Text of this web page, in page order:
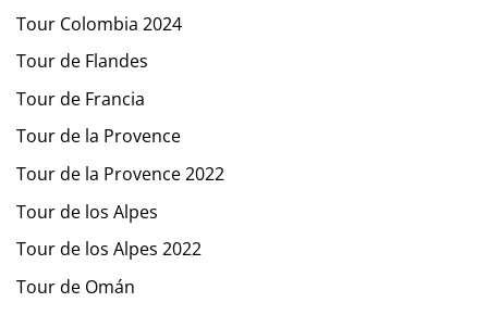
Tour Colombia 2024
Tour de Flandes
Tour de Francia
Tour de la Provence
Tour de la Provence 2022
Tour de los Alpes
Tour de los Alpes 2022
Tour de Omán